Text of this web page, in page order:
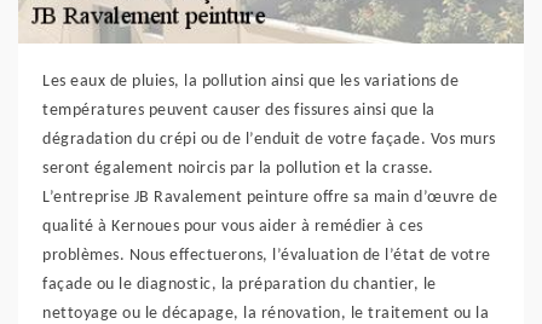
Les eaux de pluies, la pollution ainsi que les variations de
températures peuvent causer des fissures ainsi que la
dégradation du crépi ou de l’enduit de votre façade. Vos murs
seront également noircis par la pollution et la crasse.
L’entreprise JB Ravalement peinture offre sa main d’œuvre de
qualité à Kernoues pour vous aider à remédier à ces
problèmes. Nous effectuerons, l’évaluation de l’état de votre
façade ou le diagnostic, la préparation du chantier, le
nettoyage ou le décapage, la rénovation, le traitement ou la